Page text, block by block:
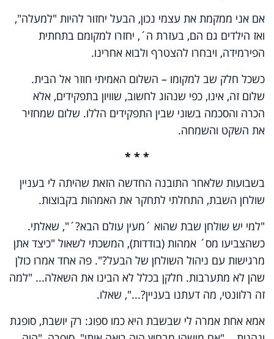
אם אני ממקמת את עצמי נכון, הבעל יחזור להיות "למעלה",
ואז הילדים גם הם, בעזרת ה´, יחזרו למקומם בתחתית
הפירמידה, ויבחרו להצטרף ולבוא אחרינו.
כשכל חלק שב למקומו – השלום האמיתי חוזר אל הבית.
שלום זה, אינו, כפי שנהוג לחשוב, שוויון בתפקידים, אלא
הכרה והסכמה בשוני שבין התפקידים הללו. שלום שמחזיר
את השקט והשמחה.
* * *
בשבועות שלאחר התובנה החדשה הזאת שהיתה לי בעניין
שולחן השבת, התחלתי לתחקר את האמהות בקבוצות.
"למי יש שולחן שבת שהוא ´מעין עולם הבא?´", שאלתי.
כשהצביעו מס´ אמהות (בודדות), המשכתי לשאול "כיצד אתן
מרגישות עם ניהול השולחן של הבעל?". פה אחד אמרו כולן
שהן לא מתערבות. חלקן בכלל לא הבינו את השאלה... "למה
זה רלוונטי, מה דעתנו בעניין?...", שאלו.
אמא אחת אמרה לי שבשבת היא כמו ספוג: רק יושבת, סופגת